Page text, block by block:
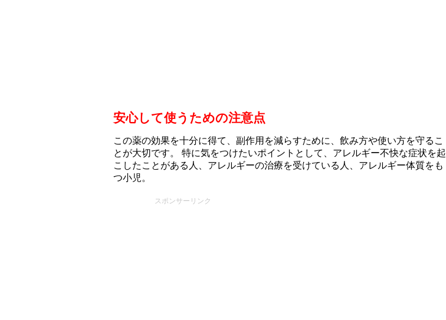
安心して使うための注意点
この薬の効果を十分に得て、副作用を減らすために、飲み方や使い方を守るこ
とが大切です。 特に気をつけたいポイントとして、アレルギー不快な症状を起
こしたことがある人、アレルギーの治療を受けている人、アレルギー体質をも
つ小児。
スポンサーリンク